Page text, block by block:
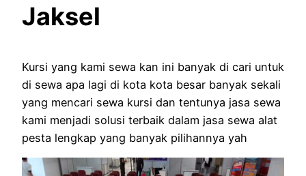
Jaksel
Kursi yang kami sewa kan ini banyak di cari untuk
di sewa apa lagi di kota kota besar banyak sekali
yang mencari sewa kursi dan tentunya jasa sewa
kami menjadi solusi terbaik dalam jasa sewa alat
pesta lengkap yang banyak pilihannya yah